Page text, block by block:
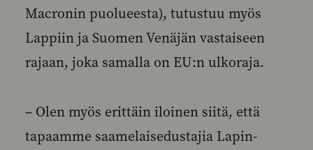
Macronin puolueesta), tutustuu myös
Lappiin ja Suomen Venäjän vastaiseen
rajaan, joka samalla on EU:n ulkoraja.
– Olen myös erittäin iloinen siitä, että
tapaamme saamelaisedustajia Lapin-